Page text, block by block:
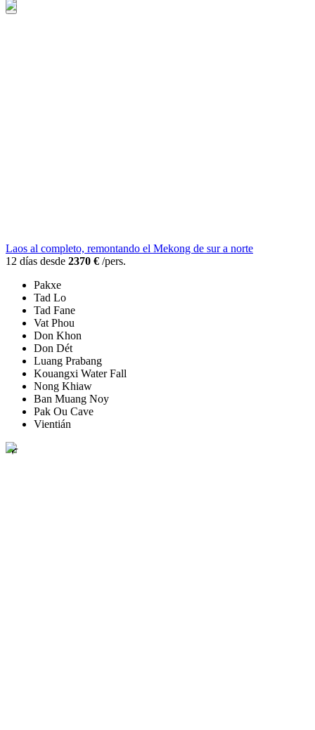
Laos al completo, remontando el Mekong de sur a norte
12 días desde 2370 € /pers.
Pakxe
Tad Lo
Tad Fane
Vat Phou
Don Khon
Don Dét
Luang Prabang
Kouangxi Water Fall
Nong Khiaw
Ban Muang Noy
Pak Ou Cave
Vientián